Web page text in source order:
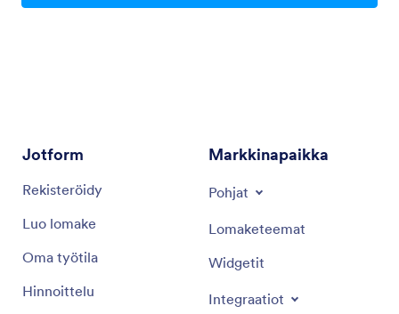
Jotform
Rekisteröidy
Luo lomake
Oma työtila
Hinnoittelu
Markkinapaikka
Pohjat
Lomaketeemat
Widgetit
Integraatiot